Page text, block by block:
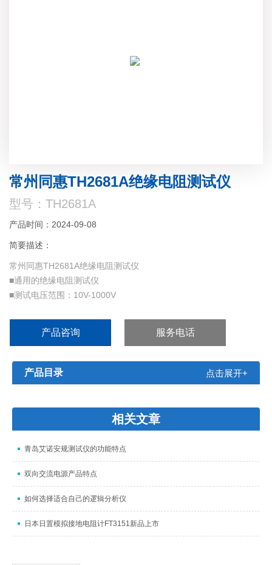
常州同惠TH2681A绝缘电阻测试仪
型号：TH2681A
产品时间：2024-09-08
简要描述：
常州同惠TH2681A绝缘电阻测试仪
■通用的绝缘电阻测试仪
■测试电压范围：10V-1000V
■适应电容器测试的特殊要求
产品咨询 服务电话
产品目录 点击展开+
相关文章
青岛艾诺安规测试仪的功能特点
双向交流电源产品特点
如何选择适合自己的逻辑分析仪
日本日置模拟接地电阻计FT3151新品上市